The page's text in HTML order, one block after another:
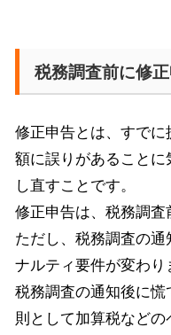
税務調査前に修
修正申告とは、すで
額に誤りがあること
し直すことです。
修正申告は、税務調査
ただし、税務調査の
ナルティ要件が変わり
税務調査の通知後に
則として加算税など